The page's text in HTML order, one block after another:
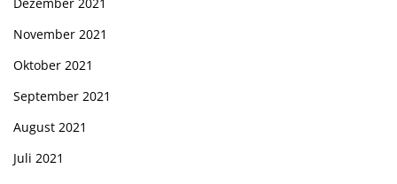
November 2021
Oktober 2021
September 2021
August 2021
Juli 2021